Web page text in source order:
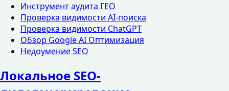
Инструмент аудита ГЕО
Проверка видимости AI-поиска
Проверка видимости ChatGPT
Обзор Google AI Оптимизация
Недоумение SEO
Локальное SEO-